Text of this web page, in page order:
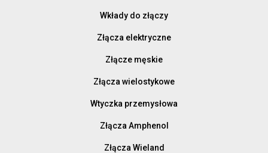
Wkłady do złączy
Złącza elektryczne
Złącze męskie
Złącza wielostykowe
Wtyczka przemysłowa
Złącza Amphenol
Złącza Wieland